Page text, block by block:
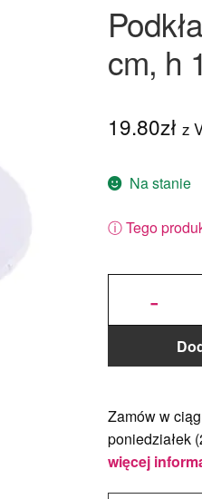
cm, h
19.80zł z
Na stanie
ⓘ Tego
-
ilość
okrągły
Biały Ø
1 cm -
PC
Zamów w
poniedziałek
więcej